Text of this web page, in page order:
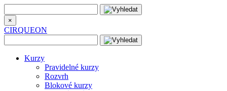
×
CIRQUEON
Kurzy
Pravidelné kurzy
Rozvrh
Blokové kurzy